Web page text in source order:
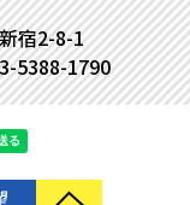
宿2-8-1
5388-1790
議員団